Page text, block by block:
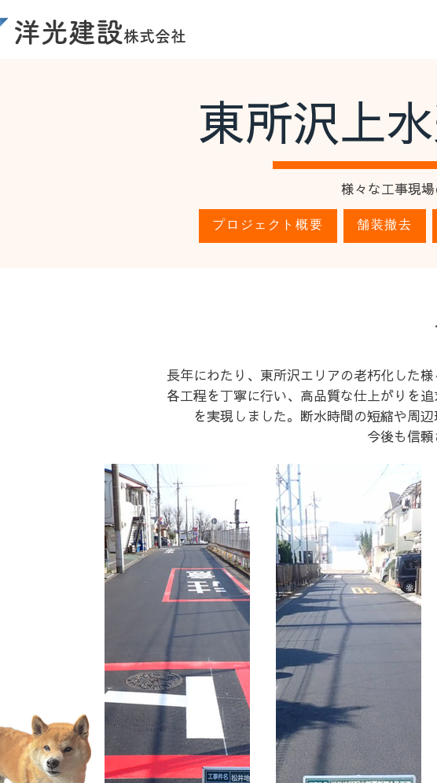
洋光建設株式会社
東所沢上
様々な工事現
プロジェクト概要 舗装撤去
長年にわたり、東所沢エリアの老朽化した
各工程を丁寧に行い、高品質な仕上がりを
を実現しました。断水時間の短縮や周
今後も信